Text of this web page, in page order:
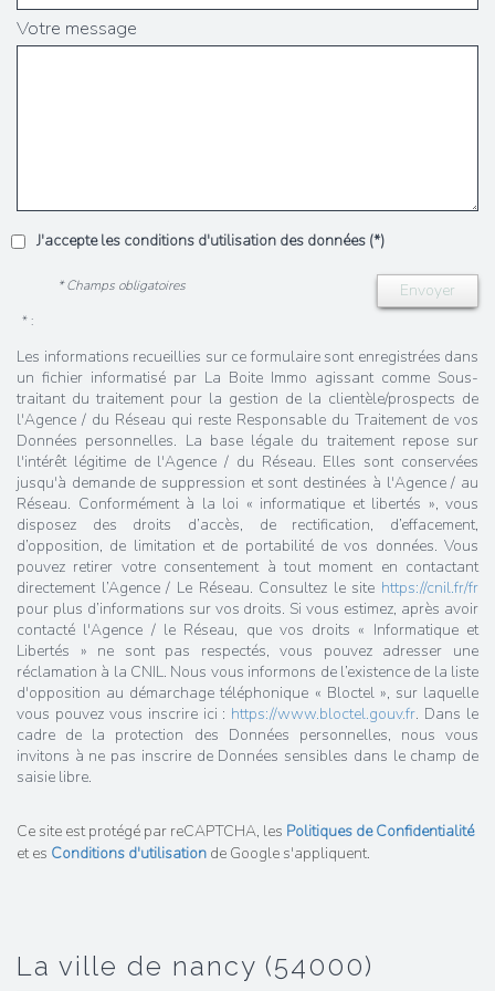
Votre message
J'accepte les conditions d'utilisation des données (*)
Envoyer
* Champs obligatoires
* :
Les informations recueillies sur ce formulaire sont enregistrées dans
un fichier informatisé par La Boite Immo agissant comme Sous-
traitant du traitement pour la gestion de la clientèle/prospects de
l'Agence / du Réseau qui reste Responsable du Traitement de vos
Données personnelles. La base légale du traitement repose sur
l'intérêt légitime de l'Agence / du Réseau. Elles sont conservées
jusqu'à demande de suppression et sont destinées à l'Agence / au
Réseau. Conformément à la loi « informatique et libertés », vous
disposez des droits d’accès, de rectification, d’effacement,
d’opposition, de limitation et de portabilité de vos données. Vous
pouvez retirer votre consentement à tout moment en contactant
directement l’Agence / Le Réseau. Consultez le site https://cnil.fr/fr
pour plus d’informations sur vos droits. Si vous estimez, après avoir
contacté l'Agence / le Réseau, que vos droits « Informatique et
Libertés » ne sont pas respectés, vous pouvez adresser une
réclamation à la CNIL. Nous vous informons de l’existence de la liste
d'opposition au démarchage téléphonique « Bloctel », sur laquelle
vous pouvez vous inscrire ici : https://www.bloctel.gouv.fr. Dans le
cadre de la protection des Données personnelles, nous vous
invitons à ne pas inscrire de Données sensibles dans le champ de
saisie libre.
Ce site est protégé par reCAPTCHA, les Politiques de Confidentialité
et es Conditions d'utilisation de Google s'appliquent.
la ville de nancy (54000)